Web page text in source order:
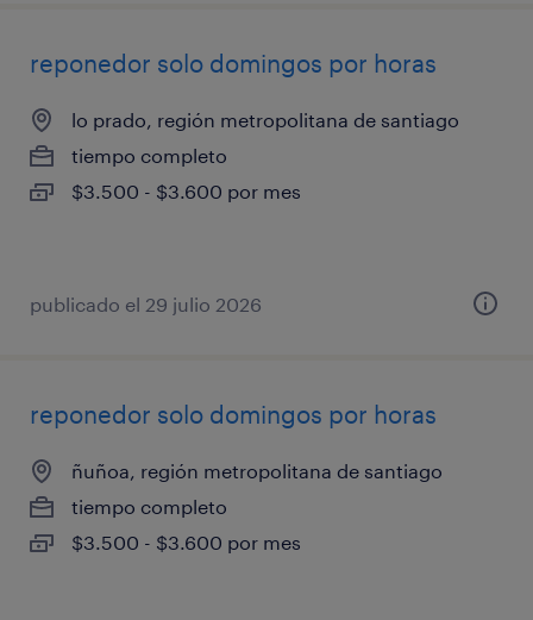
reponedor solo domingos por horas
lo prado, región metropolitana de santiago
tiempo completo
$3.500 - $3.600 por mes
publicado el 29 julio 2026
reponedor solo domingos por horas
ñuñoa, región metropolitana de santiago
tiempo completo
$3.500 - $3.600 por mes